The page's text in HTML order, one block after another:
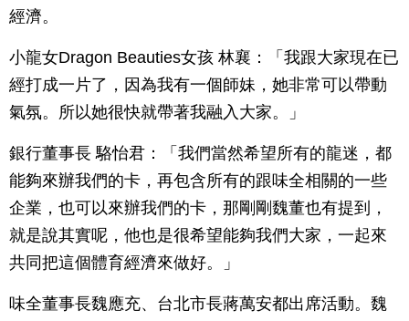
經濟。
小龍女Dragon Beauties女孩 林襄：「我跟大家現在已
經打成一片了，因為我有一個師妹，她非常可以帶動
氣氛。所以她很快就帶著我融入大家。」
銀行董事長 駱怡君：「我們當然希望所有的龍迷，都
能夠來辦我們的卡，再包含所有的跟味全相關的一些
企業，也可以來辦我們的卡，那剛剛魏董也有提到，
就是說其實呢，他也是很希望能夠我們大家，一起來
共同把這個體育經濟來做好。」
味全董事長魏應充、台北市長蔣萬安都出席活動。魏